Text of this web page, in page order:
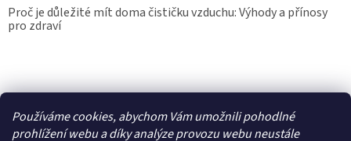
Používáme cookies, abychom Vám umožnili pohodlné
prohlížení webu a díky analýze provozu webu neustále
Proč je důležité mít doma čističku vzduchu: Výhody a přínosy
pro zdraví